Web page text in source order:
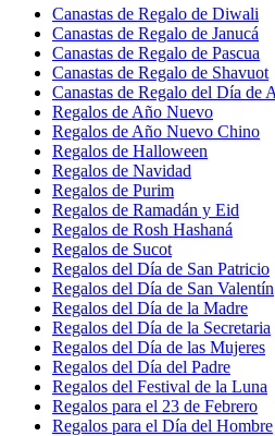
Canastas de Regalo de Diwali
Canastas de Regalo de Janucá
Canastas de Regalo de Pascua
Canastas de Regalo de Shavuot
Canastas de Regalo del Día de
Regalos de Año Nuevo
Regalos de Año Nuevo Chino
Regalos de Halloween
Regalos de Navidad
Regalos de Purim
Regalos de Ramadán y Eid
Regalos de Rosh Hashaná
Regalos de Sucot
Regalos del Día de San Patricio
Regalos del Día de San Valentín
Regalos del Día de la Madre
Regalos del Día de la Secretaria
Regalos del Día de las Mujeres
Regalos del Día del Padre
Regalos del Festival de la Luna
Regalos para el 23 de Febrero
Regalos para el Día del Hombre